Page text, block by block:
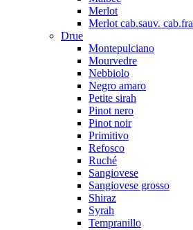
Merlot
Merlot cab.sauv.
Drue
Montepulciano
Mourvedre
Nebbiolo
Negro amaro
Petite sirah
Pinot nero
Pinot noir
Primitivo
Refosco
Ruché
Sangiovese
Sangiovese grosso
Shiraz
Syrah
Tempranillo